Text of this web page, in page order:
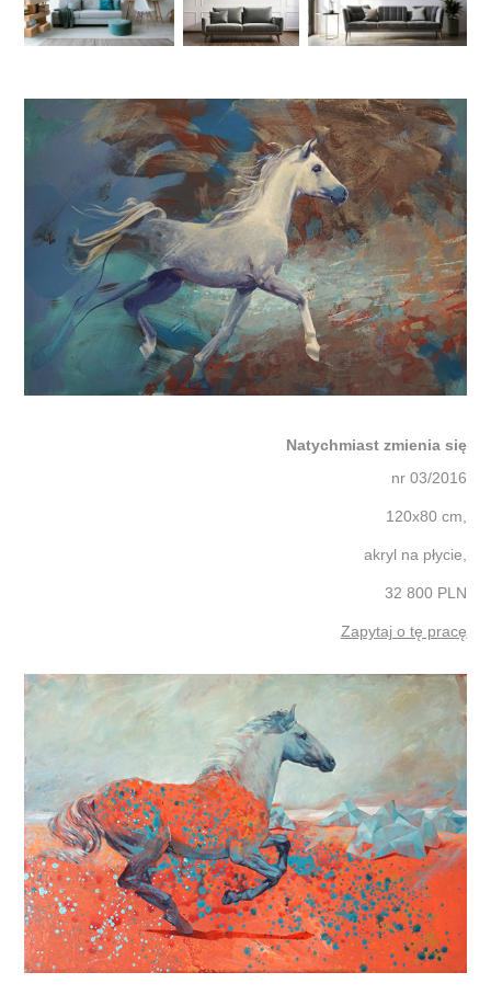
Natychmiast zmienia się
nr 03/2016
120x80 cm,
akryl na płycie,
32 800 PLN
Zapytaj o tę pracę